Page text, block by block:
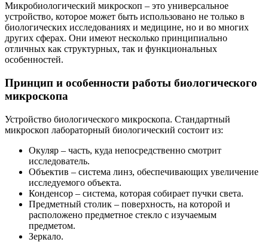
Микробиологический микроскоп – это универсальное
устройство, которое может быть использовано не только в
биологических исследованиях и медицине, но и во многих
других сферах. Они имеют несколько принципиально
отличных как структурных, так и функциональных
особенностей.
Принцип и особенности работы биологического
микроскопа
Устройство биологического микроскопа. Стандартный
микроскоп лабораторный биологический состоит из:
Окуляр – часть, куда непосредственно смотрит
исследователь.
Объектив – система линз, обеспечивающих увеличение
исследуемого объекта.
Конденсор – система, которая собирает пучки света.
Предметный столик – поверхность, на которой и
расположено предметное стекло с изучаемым
предметом.
Зеркало.